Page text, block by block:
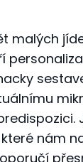
malých
nám